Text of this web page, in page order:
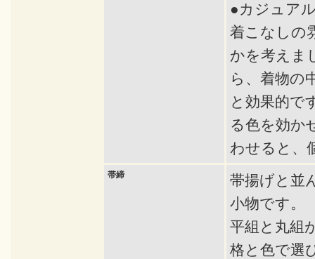
●カジュア
着こなしの
かを考えま
ら、着物の
と効果的で
る色を効か
わせると、
帯締
帯揚げと並
小物です。
平組と丸組
格と色で選